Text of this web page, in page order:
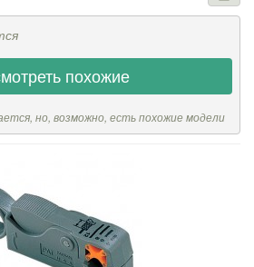
похожие
но, возможно, есть похожие модели